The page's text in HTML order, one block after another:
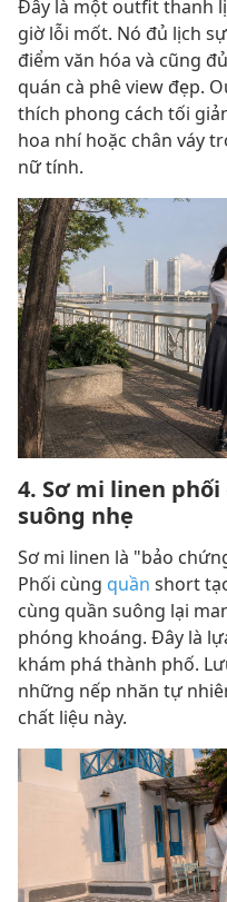
Đây là một outfit thanh
giờ lỗi mốt. Nó đủ lịch
điểm văn hóa và cũng
quán cà phê view đẹp.
thích phong cách tối
hoa nhí hoặc chân váy
nữ tính.
4. Sơ mi linen
suông nhẹ
Sơ mi linen là "bảo
Phối cùng quần short
cùng quần suông lại
phóng khoáng. Đây là
khám phá thành phố.
những nếp nhăn tự
chất liệu này.